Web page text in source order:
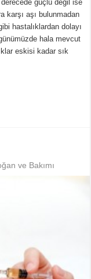
güçlü değil ise
karşı aşı bulunmadan
hastalıklardan dolayı
hala mevcut
eskisi kadar sık
ve Bakımı